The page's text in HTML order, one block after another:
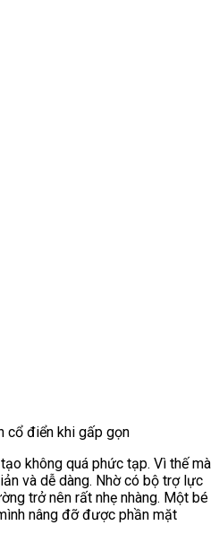
cổ điển khi gấp gọn
không quá phức tạp. Vì thế mà
và dễ dàng. Nhờ có bộ trợ lực
trở nên rất nhẹ nhàng. Một bé
nâng đỡ được phần mặt